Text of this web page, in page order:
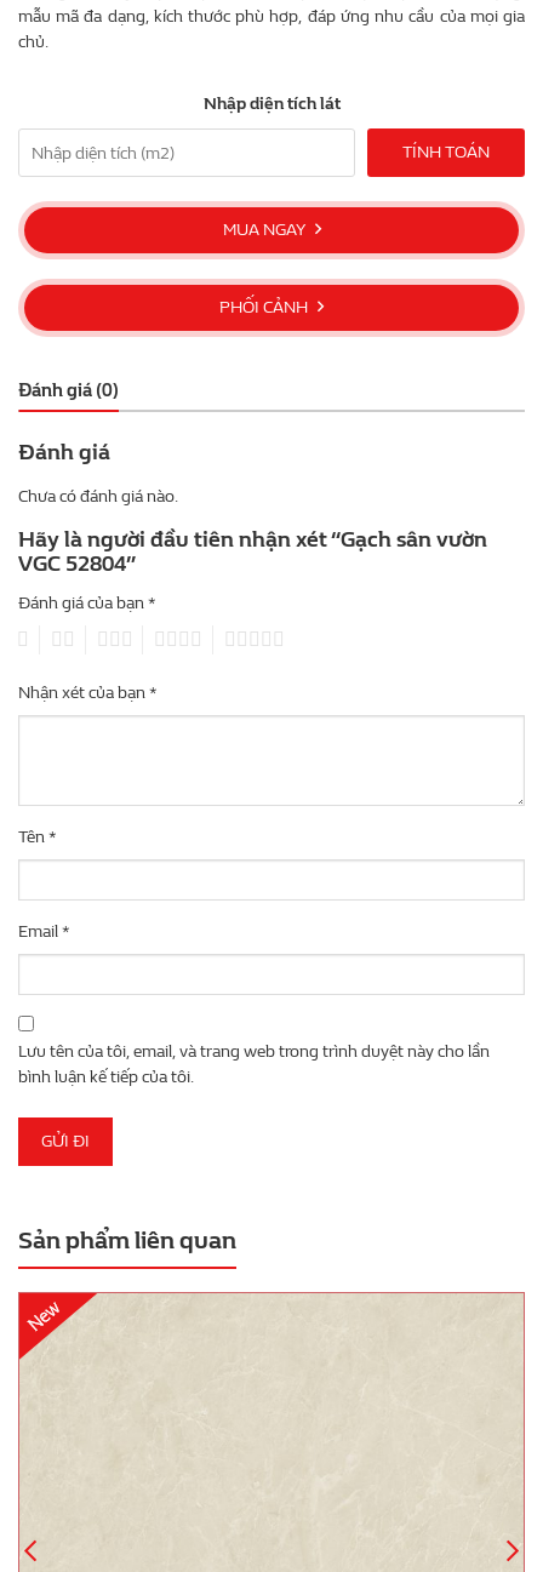
mẫu mã đa dạng, kích thước phù hợp, đáp ứng nhu cầu của mọi gia
chủ.
Nhập diện tích lát
TÍNH TOÁN
MUA NGAY
PHỐI CẢNH
Đánh giá (0)
Đánh giá
Chưa có đánh giá nào.
Hãy là người đầu tiên nhận xét “Gạch sân vườn
VGC 52804”
Đánh giá của bạn*
Nhận xét của bạn*
Tên*
Email*
Lưu tên của tôi, email, và trang web trong trình duyệt này cho lần
bình luận kế tiếp của tôi.
Sản phẩm liên quan